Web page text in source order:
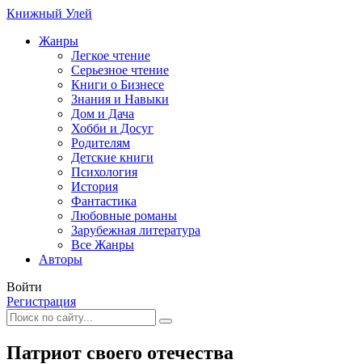
Книжный Улей
Жанры
Легкое чтение
Серьезное чтение
Книги о Бизнесе
Знания и Навыки
Дом и Дача
Хобби и Досуг
Родителям
Детские книги
Психология
История
Фантастика
Любовные романы
Зарубежная литература
Все Жанры
Авторы
Войти
Регистрация
Патриот своего отечества